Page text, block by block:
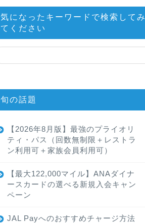
気になったキーワードで検索してみ
てください
旬の話題
【2026年8月版】最強のプライオリ
ティ・パス（回数無制限＋レストラ
ン利用可＋家族会員利用可）
【最大122,000マイル】ANAダイナ
ースカードの選べる新規入会キャン
ペーン
JAL Payへのおすすめチャージ方法